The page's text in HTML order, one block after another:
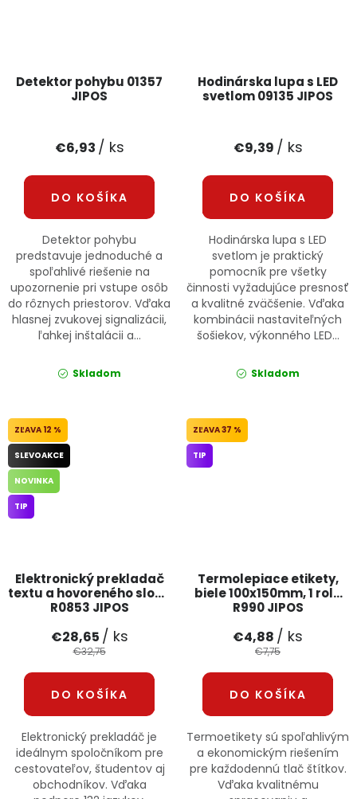
Detektor pohybu 01357
JIPOS
€6,93 / ks
DO KOŠÍKA
Detektor pohybu
predstavuje jednoduché a
spoľahlivé riešenie na
upozornenie pri vstupe osôb
do rôznych priestorov. Vďaka
hlasnej zvukovej signalizácii,
ľahkej inštalácii a...
Skladom
Hodinárska lupa s LED
svetlom 09135 JIPOS
€9,39 / ks
DO KOŠÍKA
Hodinárska lupa s LED
svetlom je praktický
pomocník pre všetky
činnosti vyžadujúce presnosť
a kvalitné zväčšenie. Vďaka
kombinácii nastaviteľných
šošiekov, výkonného LED...
Skladom
Elektronický prekladač
textu a hovoreného slova
R0853 JIPOS
12 %
SLEVOAKCE
NOVINKA
TIP
€28,65 / ks
€32,75
DO KOŠÍKA
Elektronický prekladáč je
ideálnym spoločníkom pre
cestovateľov, študentov aj
obchodníkov. Vďaka
Termolepiace etikety,
biele 100x150mm, 1 rola
R990 JIPOS
37 %
TIP
€4,88 / ks
€7,75
DO KOŠÍKA
Termoetikety sú spoľahlivým
a ekonomickým riešením
pre každodennú tlač štítkov.
Vďaka kvalitnému